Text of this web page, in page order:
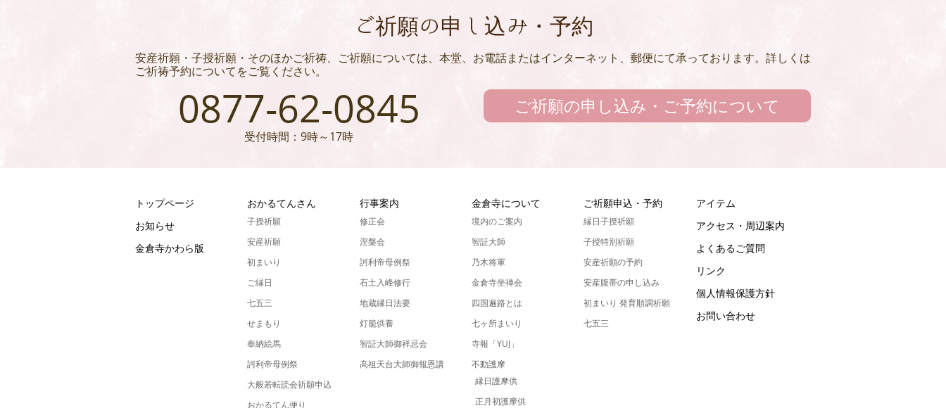
ご祈願の申し込み・予約
安産祈願・子授祈願・そのほかご祈祷、ご祈願については、本堂、お電話またはインターネット、郵便にて承っております。詳しくは
ご祈祷予約についてをご覧ください。
0877-62-0845
受付時間：9時～17時
ご祈願の申し込み・ご予約について
トップページ
お知らせ
金倉寺かわら版
おかるてんさん
子授祈願
安産祈願
初まいり
ご縁日
七五三
せまもり
奉納絵馬
訶利帝母例祭
大般若転読会祈願申込
おかるてん便り
行事案内
修正会
涅槃会
訶利帝母例祭
石土入峰修行
地蔵縁日法要
灯籠供養
智証大師御祥忌会
高祖天台大師御報恩講
金倉寺について
境内のご案内
智証大師
乃木将軍
金倉寺坐禅会
四国遍路とは
七ヶ所まいり
寺報「YUJ」
不動護摩
縁日護摩供
正月初護摩供
ご祈願申込・予約
縁日子授祈願
子授特別祈願
安産祈願の予約
安産腹帯の申し込み
初まいり 発育順調祈願
七五三
アイテム
アクセス・周辺案内
よくあるご質問
リンク
個人情報保護方針
お問い合わせ